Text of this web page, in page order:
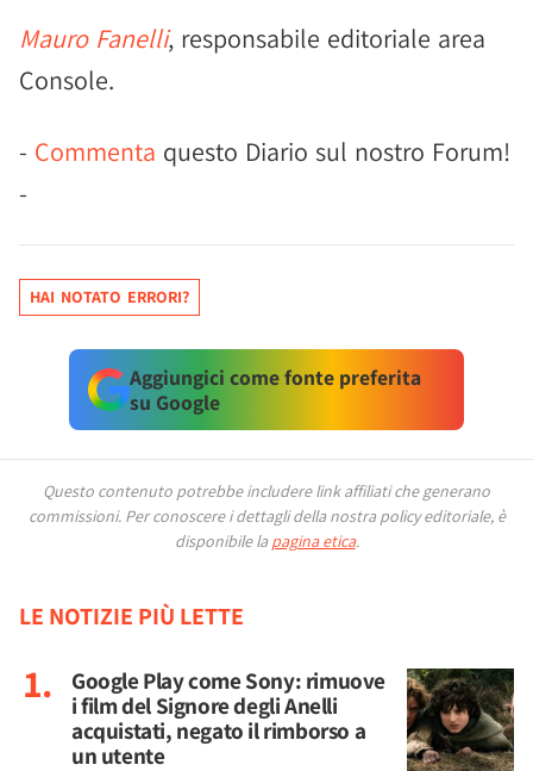
Mauro Fanelli, responsabile editoriale area
Console.
- Commenta questo Diario sul nostro Forum!
-
HAI NOTATO ERRORI?
Aggiungici come fonte preferita
su Google
Questo contenuto potrebbe includere link affiliati che generano
commissioni. Per conoscere i dettagli della nostra policy editoriale, è
disponibile la pagina etica.
LE NOTIZIE PIÙ LETTE
Google Play come Sony: rimuove
i film del Signore degli Anelli
acquistati, negato il rimborso a
un utente